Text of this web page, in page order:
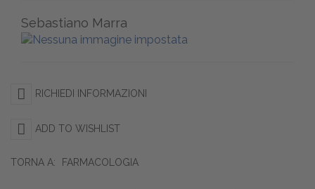
Sebastiano Marra
RICHIEDI INFORMAZIONI
ADD TO WISHLIST
TORNA A: FARMACOLOGIA